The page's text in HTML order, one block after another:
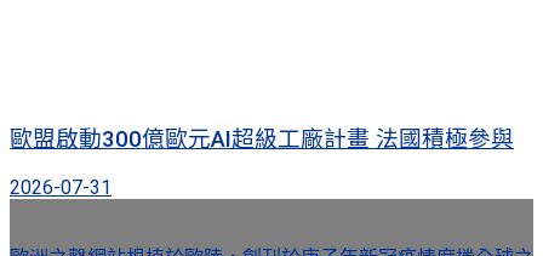
歐盟啟動300億歐元AI超級工廠計畫 法國積極參與
2026-07-31